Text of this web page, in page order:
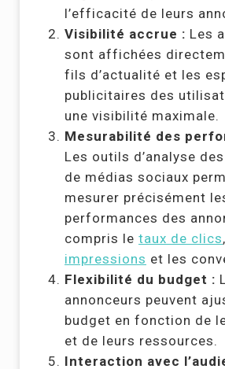
l’efficacité de leurs
Visibilité accrue : Les
sont affichées
fils d’actualité et les
publicitaires des
une visibilité maximale.
Mesurabilité des
Les outils d’analyse
de médias sociaux
mesurer précisément
performances des
compris le taux de clics
impressions et les
Flexibilité du budget :
annonceurs peuvent
budget en fonction de
et de leurs ressources.
Interaction avec